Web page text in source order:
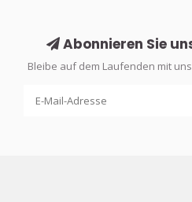
Abonnieren Sie
Bleibe auf dem Laufenden mit